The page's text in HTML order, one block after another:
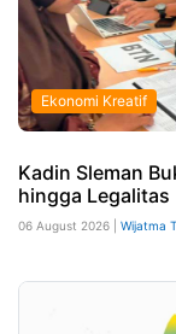
Ekonomi Kreatif
Kadin Sleman
hingga Legalitas
06 August 2026 | Wijatma